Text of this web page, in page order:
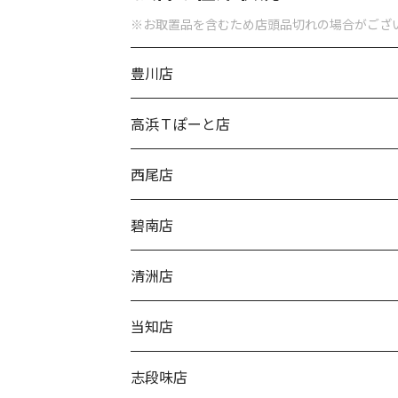
※お取置品を含むため店頭品切れの場合がござ
豊川店
高浜Ｔぽーと店
西尾店
碧南店
清洲店
当知店
志段味店